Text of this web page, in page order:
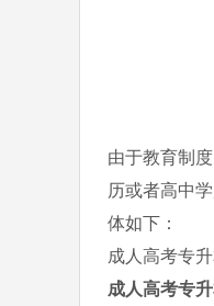
由于教育制
历或者高中
体如下：
成人高考专
成人高考专